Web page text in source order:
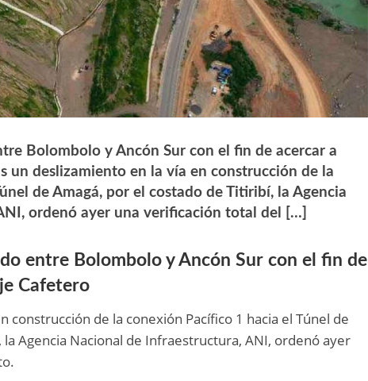
Bolombolo y Ancón Sur con el fin de acercar a
un deslizamiento en la vía en construcción de la
de Amagá, por el costado de Titiribí, la Agencia
ordenó ayer una verificación total del […]
entre Bolombolo y Ancón Sur con el fin de
Cafetero
construcción de la conexión Pacífico 1 hacia el Túnel de
Agencia Nacional de Infraestructura, ANI, ordenó ayer